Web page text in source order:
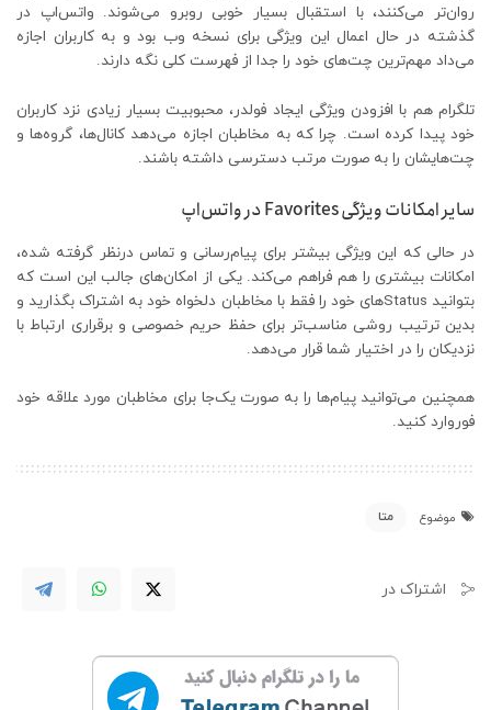
روان‌تر می‌کنند، با استقبال بسیار خوبی روبرو می‌شوند. واتس‌اپ در
گذشته در حال اعمال این ویژگی برای نسخه وب بود و به کاربران اجازه
می‌داد مهم‌ترین چت‌های خود را جدا از فهرست کلی نگه دارند.
تلگرام هم با افزودن ویژگی ایجاد فولدر، محبوبیت بسیار زیادی نزد کاربران
خود پیدا کرده است. چرا که به مخاطبان اجازه می‌دهد کانال‌ها، گروه‌ها و
چت‌هایشان را به صورت مرتب دسترسی داشته باشند.
سایر امکانات ویژگی Favorites در واتس‌اپ
در حالی که این ویژگی بیشتر برای پیام‌رسانی و تماس درنظر گرفته شده،
امکانات بیشتری را هم فراهم می‌کند. یکی از امکان‌های جالب این است که
بتوانید Statusهای خود را فقط با مخاطبان دلخواه خود به اشتراک بگذارید و
بدین ترتیب روشی مناسب‌تر برای حفظ حریم خصوصی و برقراری ارتباط با
نزدیکان را در اختیار شما قرار می‌دهد.
همچنین می‌توانید پیام‌ها را به صورت یک‌جا برای مخاطبان مورد علاقه خود
فوروارد کنید.
موضوع متا
اشتراک در